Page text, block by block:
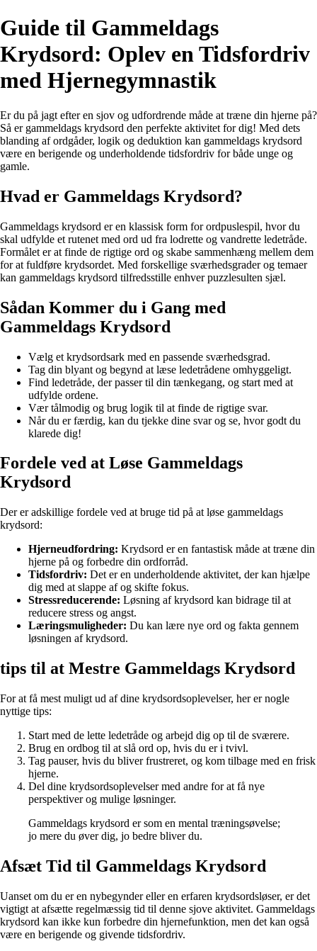
Guide til Gammeldags
Krydsord: Oplev en Tidsfordriv
med Hjernegymnastik
Er du på jagt efter en sjov og udfordrende måde at træne din hjerne på?
Så er gammeldags krydsord den perfekte aktivitet for dig! Med dets
blanding af ordgåder, logik og deduktion kan gammeldags krydsord
være en berigende og underholdende tidsfordriv for både unge og
gamle.
Hvad er Gammeldags Krydsord?
Gammeldags krydsord er en klassisk form for ordpuslespil, hvor du
skal udfylde et rutenet med ord ud fra lodrette og vandrette ledetråde.
Formålet er at finde de rigtige ord og skabe sammenhæng mellem dem
for at fuldføre krydsordet. Med forskellige sværhedsgrader og temaer
kan gammeldags krydsord tilfredsstille enhver puzzlesulten sjæl.
Sådan Kommer du i Gang med
Gammeldags Krydsord
Vælg et krydsordsark med en passende sværhedsgrad.
Tag din blyant og begynd at læse ledetrådene omhyggeligt.
Find ledetråde, der passer til din tænkegang, og start med at
udfylde ordene.
Vær tålmodig og brug logik til at finde de rigtige svar.
Når du er færdig, kan du tjekke dine svar og se, hvor godt du
klarede dig!
Fordele ved at Løse Gammeldags
Krydsord
Der er adskillige fordele ved at bruge tid på at løse gammeldags
krydsord:
Hjerneudfordring: Krydsord er en fantastisk måde at træne din
hjerne på og forbedre din ordforråd.
Tidsfordriv: Det er en underholdende aktivitet, der kan hjælpe
dig med at slappe af og skifte fokus.
Stressreducerende: Løsning af krydsord kan bidrage til at
reducere stress og angst.
Læringsmuligheder: Du kan lære nye ord og fakta gennem
løsningen af krydsord.
tips til at Mestre Gammeldags Krydsord
For at få mest muligt ud af dine krydsordsoplevelser, her er nogle
nyttige tips:
Start med de lette ledetråde og arbejd dig op til de sværere.
Brug en ordbog til at slå ord op, hvis du er i tvivl.
Tag pauser, hvis du bliver frustreret, og kom tilbage med en frisk
hjerne.
Del dine krydsordsoplevelser med andre for at få nye
perspektiver og mulige løsninger.
Gammeldags krydsord er som en mental træningsøvelse;
jo mere du øver dig, jo bedre bliver du.
Afsæt Tid til Gammeldags Krydsord
Uanset om du er en nybegynder eller en erfaren krydsordsløser, er det
vigtigt at afsætte regelmæssig tid til denne sjove aktivitet. Gammeldags
krydsord kan ikke kun forbedre din hjernefunktion, men det kan også
være en berigende og givende tidsfordriv.